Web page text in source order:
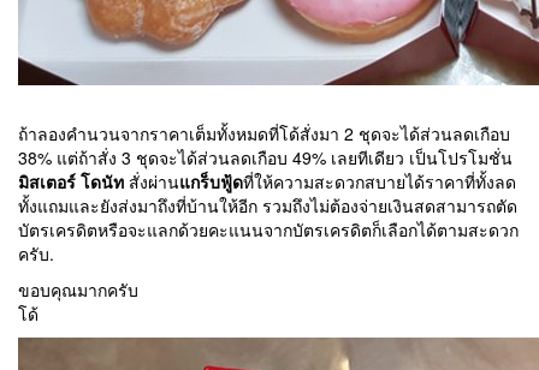
ถ้าลองคำนวนจากราคาเต็มทั้งหมดที่โด้สั่งมา 2 ชุดจะได้ส่วนลดเกือบ
38% แต่ถ้าสั่ง 3 ชุดจะได้ส่วนลดเกือบ 49% เลยทีเดียว เป็นโปรโมชั่น
มิสเตอร์ โดนัท สั่งผ่านแกร็บฟู้ดที่ให้ความสะดวกสบายได้ราคาที่ทั้งลด
ทั้งแถมและยังส่งมาถึงที่บ้านให้อีก รวมถึงไม่ต้องจ่ายเงินสดสามารถตัด
บัตรเครดิตหรือจะแลกด้วยคะแนนจากบัตรเครดิตก็เลือกได้ตามสะดวก
ครับ.
ขอบคุณมากครับ
โด้